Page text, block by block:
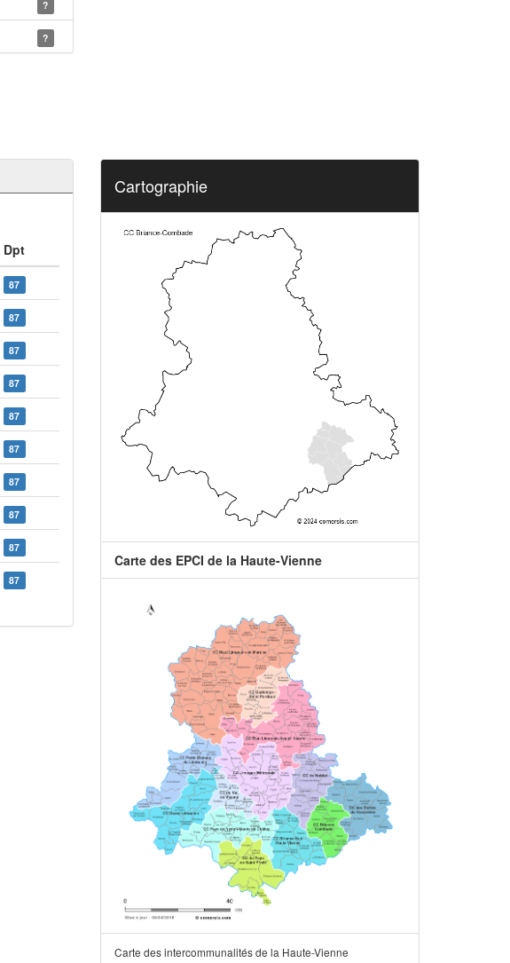
?
?
Dpt
87
87
87
87
87
87
87
87
87
87
Cartographie
Carte des EPCI de la Haute-Vienne
Carte des intercommunalités de la Haute-Vienne